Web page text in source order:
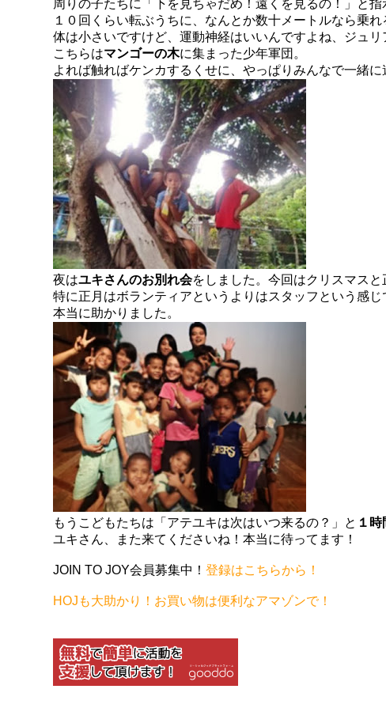
周りの子たちに「下を見ちゃだめ！遠くを見るの！」と指
１０回くらい転ぶうちに、なんとか数十メートルなら乗れ
体は小さいですけど、運動神経はいいんですよね、ジュリ
こちらはマンゴーの木に集まった少年軍団。
よれば触ればケンカするくせに、やっぱりみんなで一緒に
夜はユキさんのお別れ会をしました。今回はクリスマスと
特に正月はボランティアというよりはスタッフという感じ
本当に助かりました。
もうこどもたちは「アテユキは次はいつ来るの？」と １時
ユキさん、また来てくださいね！本当に待ってます！
JOIN TO JOY会員募集中！登録はこちらから！
HOJも大助かり！お買い物は便利なアマゾンで！